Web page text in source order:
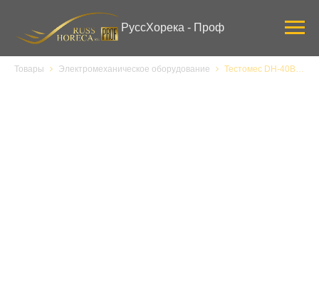
РуссХорека - Проф
Товары Электромеханическое оборудование